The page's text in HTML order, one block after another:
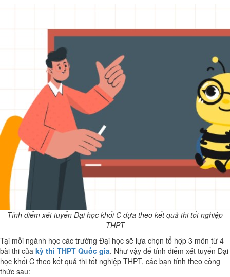
Tính điểm xét tuyển Đại học khối C dựa theo kết quả thi tốt nghiệp
THPT
Tại mỗi ngành học các trường Đại học sẽ lựa chọn tổ hợp 3 môn từ 4
bài thi của kỳ thi THPT Quốc gia. Như vậy để tính điểm xét tuyển Đại
học khối C theo kết quả thi tốt nghiệp THPT, các bạn tính theo công
thức sau: